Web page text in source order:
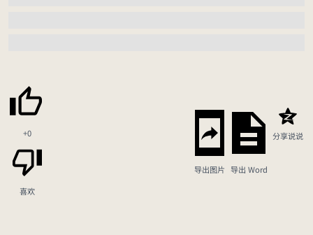
+0
喜欢
导出图片 导出 Word
分享说说